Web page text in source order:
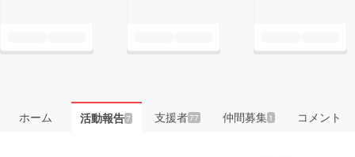
ホーム 活動報告7 支援者77 仲間募集 1 コメント